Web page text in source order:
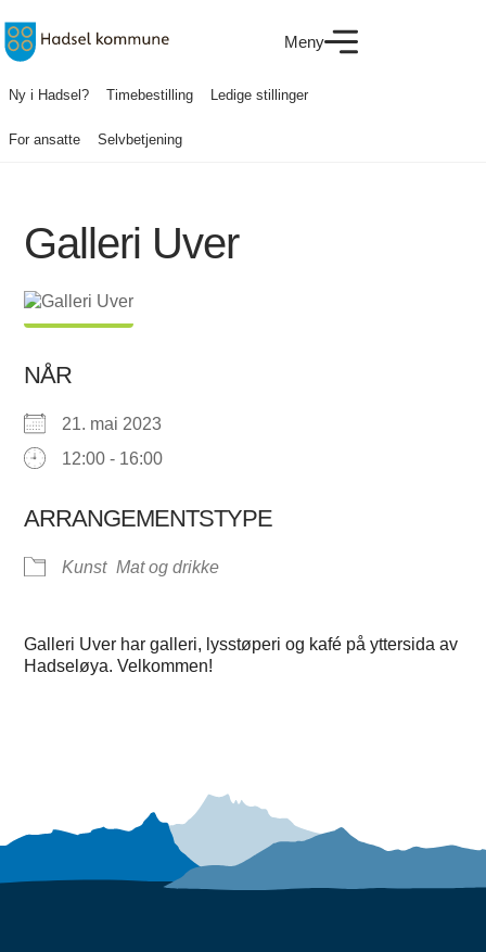
Meny
Ny i Hadsel? Timebestilling Ledige stillinger
For ansatte Selvbetjening
Galleri Uver
NÅR
21. mai 2023
12:00 - 16:00
ARRANGEMENTSTYPE
Kunst Mat og drikke
Galleri Uver har galleri, lysstøperi og kafé på yttersida av
Hadseløya. Velkommen!